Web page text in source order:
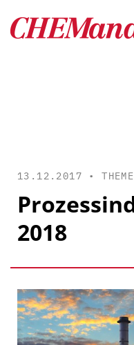
13.12.2017 •
2018